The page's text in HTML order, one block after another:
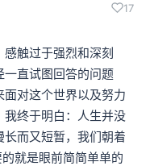
17
触过于强烈和深刻
一直试图回答的问题
对这个世界以及努力
终于明白：人生并没
而又短暂，我们朝着
就是眼前简简单单的